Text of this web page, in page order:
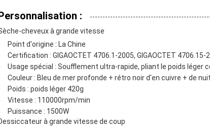
:
cheveux à grande vitesse
Point d'origine : La Chine
Certification : GIGAOCTET 4706.1-2005, GIGAOCTET
Usage spécial : Soufflement ultra-rapide, pliant le poids léger
Couleur : Bleu de mer profonde + rétro noir d'en cuivre + de
Poids : poids léger 420g
Vitesse : 110000rpm/min
Puissance : 1500W
à grande vitesse de coup